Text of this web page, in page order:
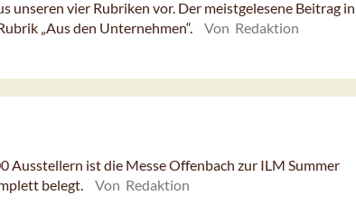
unseren vier Rubriken vor. Der meistgelesene Beitrag in
„Aus den Unternehmen“.
Von Redaktion
Ausstellern ist die Messe Offenbach zur ILM Summer
belegt.
Von Redaktion